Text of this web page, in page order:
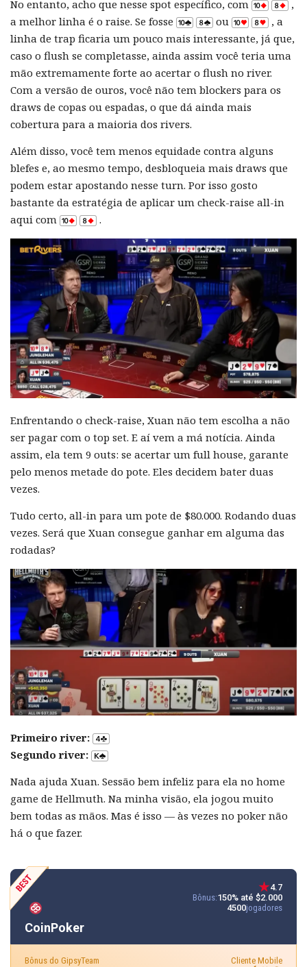
No entanto, acho que nesse spot específico, com
,
a melhor linha é o raise. Se fosse
ou
, a
linha de trap ficaria um pouco mais interessante, já que,
caso o flush se completasse, ainda assim você teria uma
mão extremamente forte ao acertar o flush no river.
Com a versão de ouros, você não tem blockers para os
draws de copas ou espadas, o que dá ainda mais
cobertura para a maioria dos rivers.
Além disso, você tem menos equidade contra alguns
blefes e, ao mesmo tempo, desbloqueia mais draws que
podem estar apostando nesse turn. Por isso gosto
bastante da estratégia de aplicar um check-raise all-in
aqui com
.
Enfrentando o check-raise, Xuan não tem escolha a não
ser pagar com o top set. E aí vem a má notícia. Ainda
assim, ela tem 9 outs: se acertar um full house, garante
pelo menos metade do pote. Eles decidem bater duas
vezes.
Tudo certo, all-in para um pote de $80.000. Rodando duas
vezes. Será que Xuan consegue ganhar em alguma das
rodadas?
Primeiro river:
Segundo river:
Nada ajuda Xuan. Sessão bem infeliz para ela no home
game de Hellmuth. Na minha visão, ela jogou muito
bem todas as mãos. Mas é isso — às vezes no poker não
há o que fazer.
CoinPoker
4.7
Bônus:150% até $2.000
4500jogadores
Bônus do GipsyTeam Cliente Mobile